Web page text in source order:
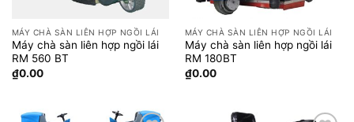
MÁY CHÀ SÀN LIÊN HỢP NGỒI LÁI
Máy chà sàn liên hợp ngồi lái
RM 560 BT
₫0.00
MÁY CHÀ SÀN LIÊN HỢP NGỒI LÁI
Máy chà sàn liên hợp ngồi lái
RM 180BT
₫0.00